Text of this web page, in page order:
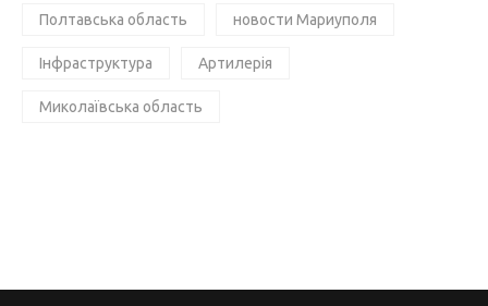
Полтавська область новости Мариуполя
Інфраструктура Артилерія
Миколаївська область